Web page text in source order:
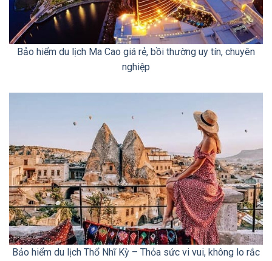
Bảo hiểm du lịch Ma Cao giá rẻ, bồi thường uy tín, chuyên
nghiệp
Bảo hiểm du lịch Thổ Nhĩ Kỳ – Thỏa sức vi vui, không lo rắc